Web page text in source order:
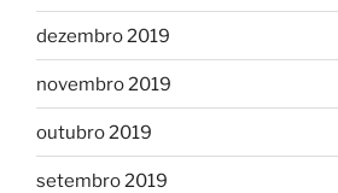
dezembro 2019
novembro 2019
outubro 2019
setembro 2019